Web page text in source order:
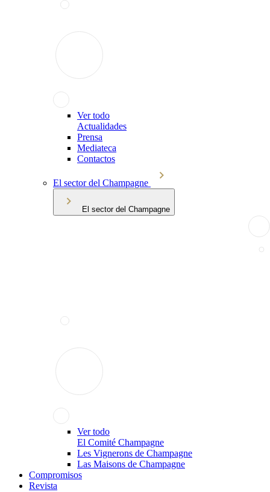
Ver todo
Actualidades
Prensa
Mediateca
Contactos
El sector del Champagne
El sector del Champagne
Ver todo
El Comité Champagne
Les Vignerons de Champagne
Las Maisons de Champagne
Compromisos
Revista